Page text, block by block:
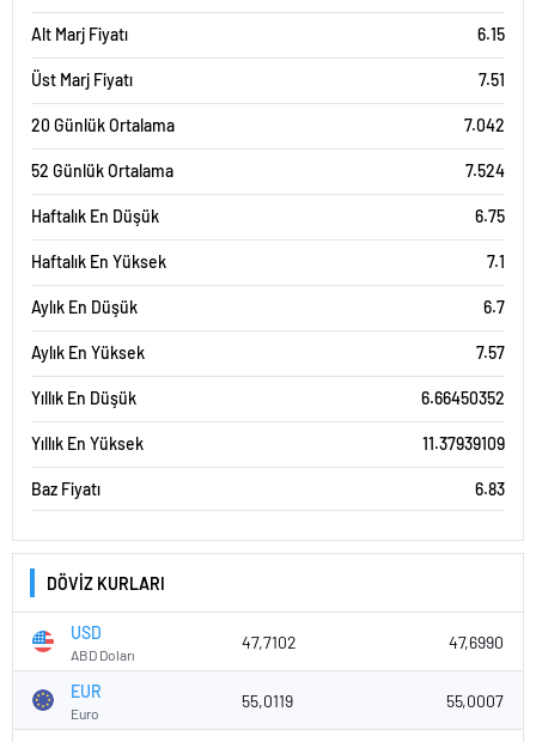
Alt Marj Fiyatı 6.15
Üst Marj Fiyatı 7.51
20 Günlük Ortalama 7.042
52 Günlük Ortalama 7.524
Haftalık En Düşük 6.75
Haftalık En Yüksek 7.1
Aylık En Düşük 6.7
Aylık En Yüksek 7.57
Yıllık En Düşük 6.66450352
Yıllık En Yüksek 11.37939109
Baz Fiyatı 6.83
DÖVİZ KURLARI
USD
ABD Doları
47,7102 47,6990
EUR
Euro
55,0119 55,0007